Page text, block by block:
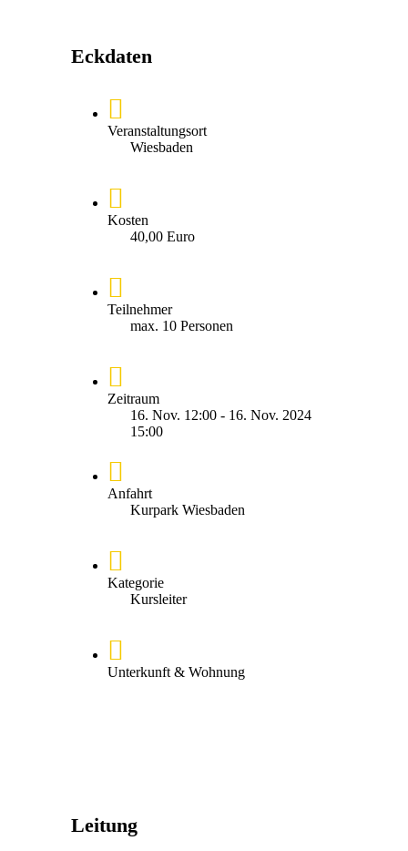
Eckdaten
Veranstaltungsort
Wiesbaden
Kosten
40,00 Euro
Teilnehmer
max. 10 Personen
Zeitraum
16. Nov. 12:00 - 16. Nov. 2024
15:00
Anfahrt
Kurpark Wiesbaden
Kategorie
Kursleiter
Unterkunft & Wohnung
Leitung